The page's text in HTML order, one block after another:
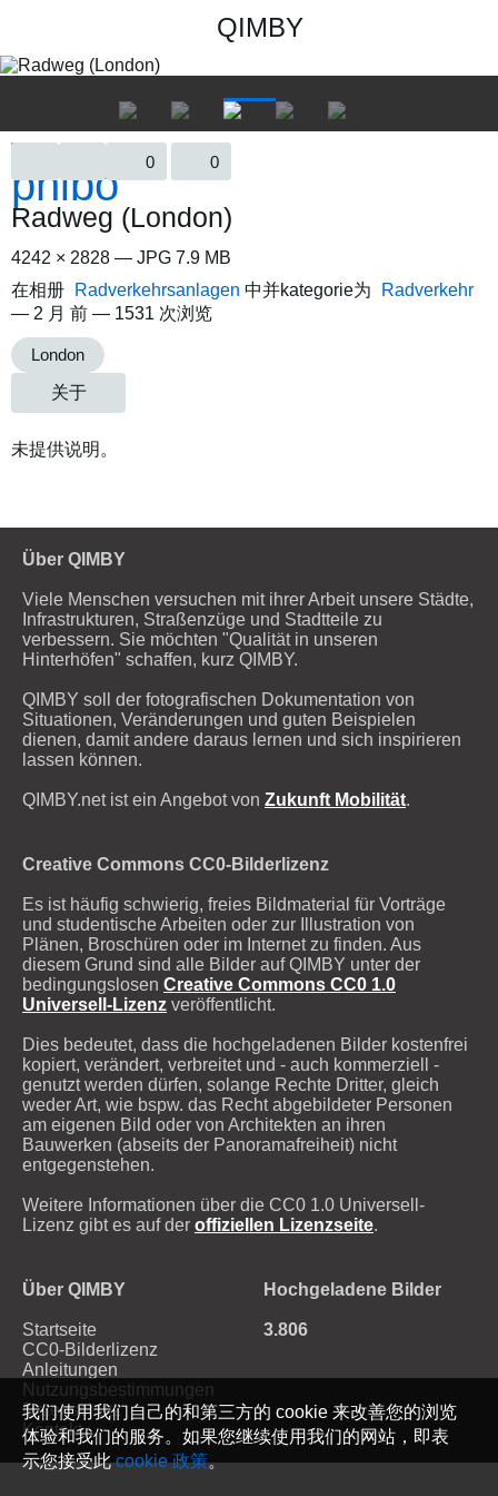
QIMBY
0 0
Radweg (London)
4242 × 2828 — JPG 7.9 MB
在相册
Radverkehrsanlagen 中并kategorie为
Radverkehr
— 2 月 前 — 1531 次浏览
London
关于
未提供说明。
我们使用我们自己的和第三方的 cookie 来改善您的浏览
体验和我们的服务。如果您继续使用我们的网站，即表
示您接受此cookie 政策。
Über QIMBY
Viele Menschen versuchen mit ihrer Arbeit unsere Städte,
Infrastrukturen, Straßenzüge und Stadtteile zu
verbessern. Sie möchten "Qualität in unseren
Hinterhöfen" schaffen, kurz QIMBY.
QIMBY soll der fotografischen Dokumentation von
Situationen, Veränderungen und guten Beispielen
dienen, damit andere daraus lernen und sich inspirieren
lassen können.
QIMBY.net ist ein Angebot von Zukunft Mobilität.
Creative Commons CC0-Bilderlizenz
Es ist häufig schwierig, freies Bildmaterial für Vorträge
und studentische Arbeiten oder zur Illustration von
Plänen, Broschüren oder im Internet zu finden. Aus
diesem Grund sind alle Bilder auf QIMBY unter der
bedingungslosen Creative Commons CC0 1.0
Universell-Lizenz veröffentlicht.
Dies bedeutet, dass die hochgeladenen Bilder kostenfrei
kopiert, verändert, verbreitet und - auch kommerziell -
genutzt werden dürfen, solange Rechte Dritter, gleich
weder Art, wie bspw. das Recht abgebildeter Personen
am eigenen Bild oder von Architekten an ihren
Bauwerken (abseits der Panoramafreiheit) nicht
entgegenstehen.
Weitere Informationen über die CC0 1.0 Universell-
Lizenz gibt es auf der offiziellen Lizenzseite.
Über QIMBY
Startseite
CC0-Bilderlizenz
Anleitungen
Nutzungsbestimmungen
Datenschutz
Kontakt
Hochgeladene Bilder
3.806